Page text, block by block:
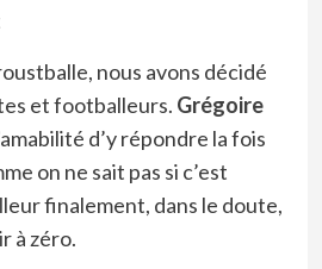
nous avons décidé
et footballeurs. Grégoire
d’y répondre la fois
on ne sait pas si c’est
finalement, dans le doute,
à zéro.